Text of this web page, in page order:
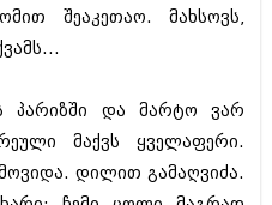
შეაკეთაო. მახსოვს,
პარიზში და მარტო ვარ
მაქვს ყველაფერი.
დილით გამაღვიძა.